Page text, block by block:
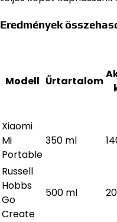
Eredmények
Modell Űrtartalom
Xiaomi
Mi
Portable
350 ml
Russell
Hobbs
Go
Create
500 ml